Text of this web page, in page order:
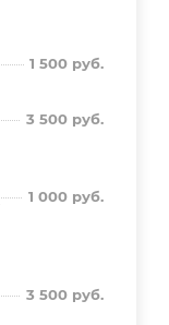
1 500 руб.
3 500 руб.
1 000 руб.
3 500 руб.